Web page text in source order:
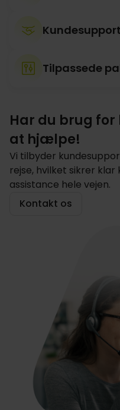
Kundesupport
Tilpassede
Har du brug
at hjælpe!
Vi tilbyder
rejse, hvilket sikrer
assistance hele vejen.
Kontakt os